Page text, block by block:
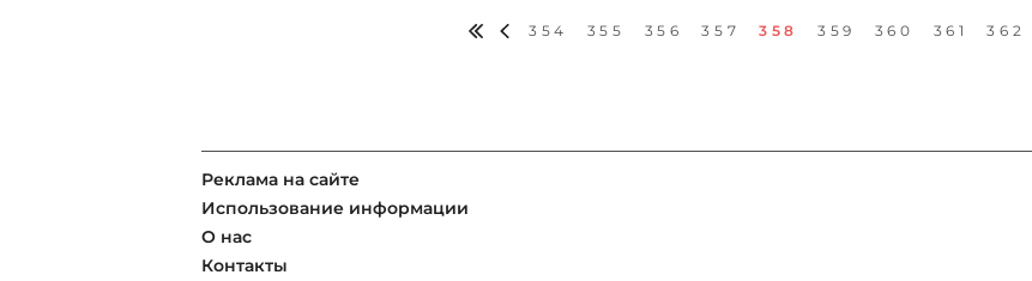
354 355 356 357 358 359 360 361 362
Реклама на сайте
Использование информации
О нас
Контакты